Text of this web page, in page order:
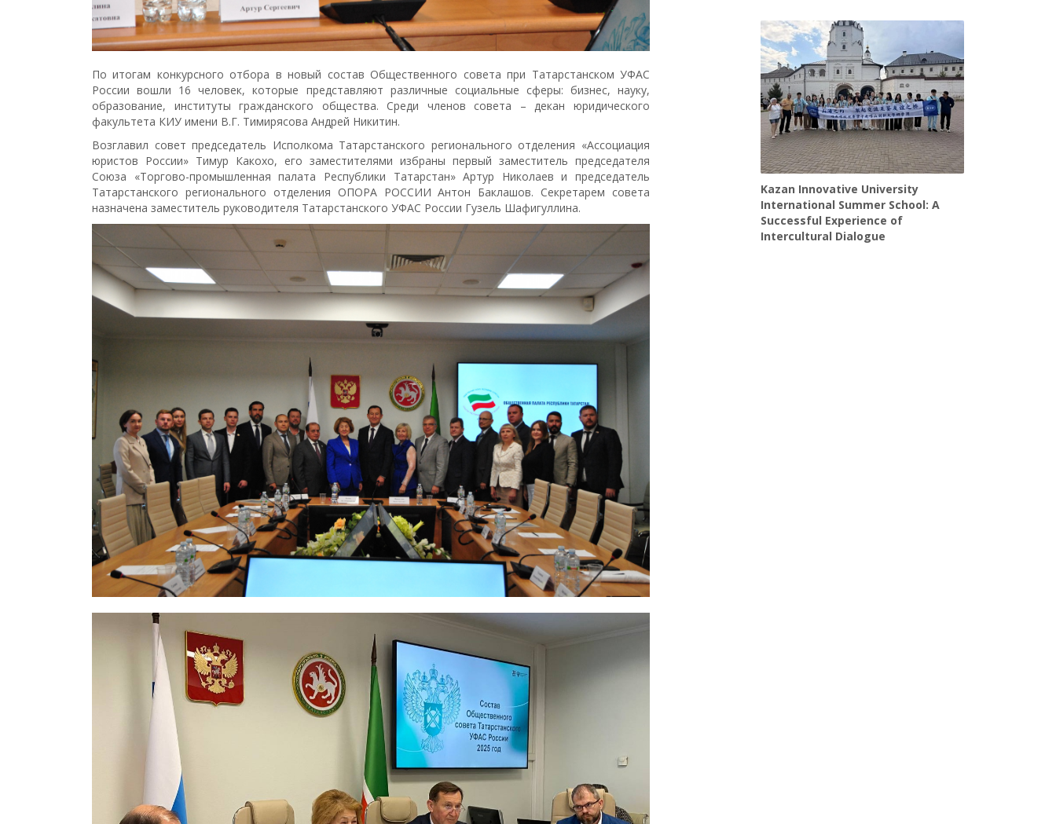
По итогам конкурсного отбора в новый состав Общественного совета при Татарстанском УФАС
России вошли 16 человек, которые представляют различные социальные сферы: бизнес, науку,
образование, институты гражданского общества. Среди членов совета – декан юридического
факультета КИУ имени В.Г. Тимирясова Андрей Никитин.
Возглавил совет председатель Исполкома Татарстанского регионального отделения «Ассоциация
юристов России» Тимур Какохо, его заместителями избраны первый заместитель председателя
Союза «Торгово-промышленная палата Республики Татарстан» Артур Николаев и председатель
Татарстанского регионального отделения ОПОРА РОССИИ Антон Баклашов. Секретарем совета
назначена заместитель руководителя Татарстанского УФАС России Гузель Шафигуллина.
Kazan Innovative University
International Summer School: A
Successful Experience of
Intercultural Dialogue